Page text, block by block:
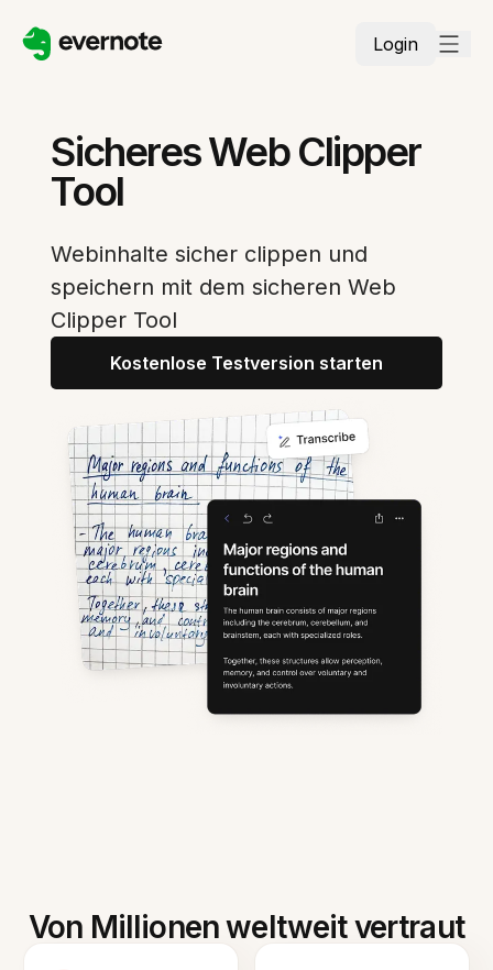
Login
Sicheres Web Clipper
Tool
Webinhalte sicher clippen und
speichern mit dem sicheren Web
Clipper Tool
Kostenlose Testversion starten
Von Millionen weltweit vertraut